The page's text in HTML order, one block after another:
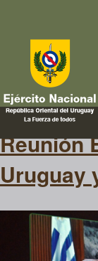
chile
Reunión
Uruguay